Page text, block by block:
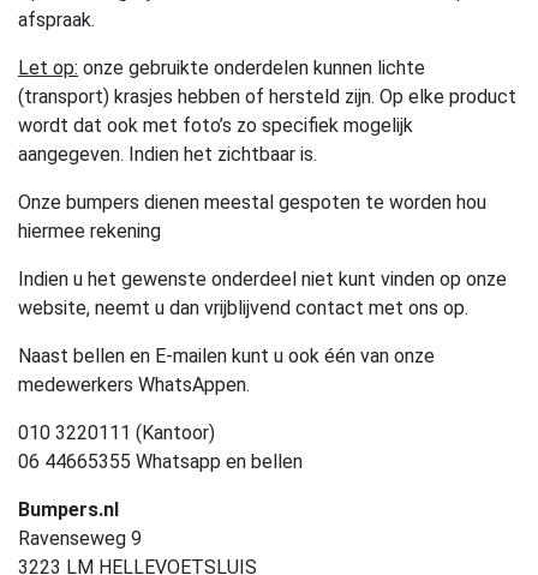
afspraak.
Let op: onze gebruikte onderdelen kunnen lichte
(transport) krasjes hebben of hersteld zijn. Op elke product
wordt dat ook met foto’s zo specifiek mogelijk
aangegeven. Indien het zichtbaar is.
Onze bumpers dienen meestal gespoten te worden hou
hiermee rekening
Indien u het gewenste onderdeel niet kunt vinden op onze
website, neemt u dan vrijblijvend contact met ons op.
Naast bellen en E-mailen kunt u ook één van onze
medewerkers WhatsAppen.
010 3220111 (Kantoor)
06 44665355 Whatsapp en bellen
Bumpers.nl
Ravenseweg 9
3223 LM HELLEVOETSLUIS